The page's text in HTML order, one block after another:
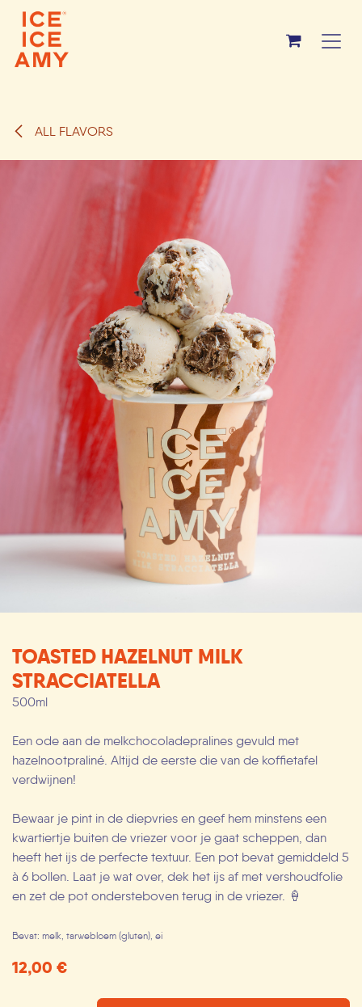
Overslaan naar inhoud
ALL FLAVORS
TOASTED HAZELNUT MILK
STRACCIATELLA
500ml
Een ode aan de melkchocoladepralines gevuld met
hazelnootpraliné. Altijd de eerste die van de koffietafel
verdwijnen!
Bewaar je pint in de diepvries en geef hem minstens een
kwartiertje buiten de vriezer voor je gaat scheppen, dan
heeft het ijs de perfecte textuur. Een pot bevat gemiddeld 5
à 6 bollen. Laat je wat over, dek het ijs af met vershoudfolie
en zet de pot ondersteboven terug in de vriezer. 🍦
Bevat: melk, tarwebloem (gluten), ei
12,00 €